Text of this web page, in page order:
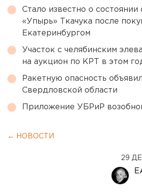
Стало известно о состоянии
«Упырь» Ткачука после
Екатеринбургом
Участок с челябинским
на аукцион по КРТ в этом
Ракетную опасность
Свердловской области
Приложение УБРиР
← НОВОСТИ
29